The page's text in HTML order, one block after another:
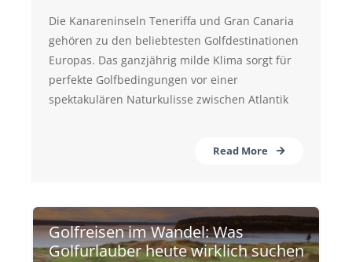
Die Kanareninseln Teneriffa und Gran Canaria
gehören zu den beliebtesten Golfdestinationen
Europas. Das ganzjährig milde Klima sorgt für
perfekte Golfbedingungen vor einer
spektakulären Naturkulisse zwischen Atlantik
Read More
Golfreisen im Wandel: Was
Golfurlauber heute wirklich suchen